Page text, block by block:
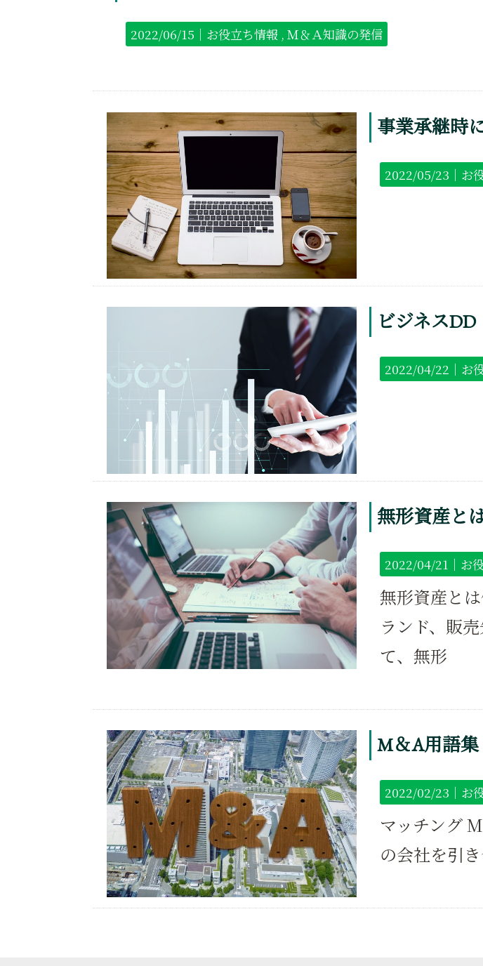
2022/06/15｜ お役立ち情報 Ｍ＆Ａ知識の発信
事業承継時
2022/05/23｜ お
ビジネスDD
2022/04/22｜ お
無形資産と
2022/04/21｜ お
無形資産と
ランド、販
て、無形
M＆A用語
2022/02/23｜ お
マッチング
の会社を引